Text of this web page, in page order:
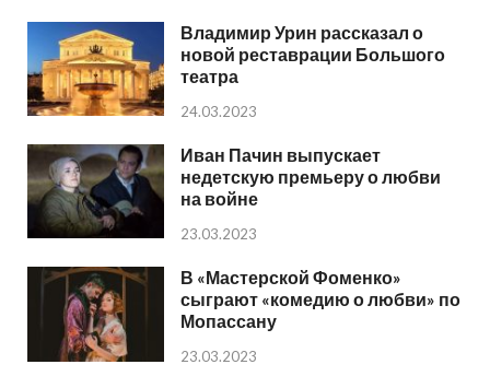
Владимир Урин рассказал о
новой реставрации Большого
театра
24.03.2023
Иван Пачин выпускает
недетскую премьеру о любви
на войне
23.03.2023
В «Мастерской Фоменко»
сыграют «комедию о любви» по
Мопассану
23.03.2023